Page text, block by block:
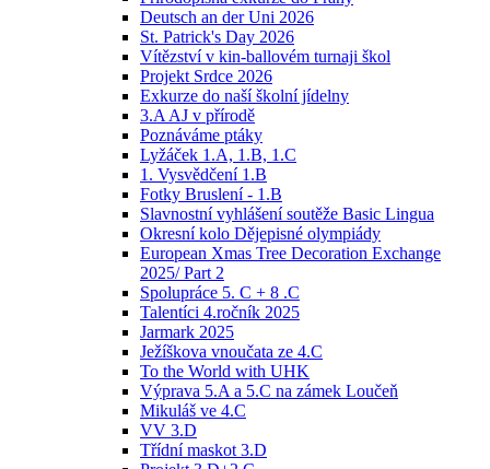
Deutsch an der Uni 2026
St. Patrick's Day 2026
Vítězství v kin-ballovém turnaji škol
Projekt Srdce 2026
Exkurze do naší školní jídelny
3.A AJ v přírodě
Poznáváme ptáky
Lyžáček 1.A, 1.B, 1.C
1. Vysvědčení 1.B
Fotky Bruslení - 1.B
Slavnostní vyhlášení soutěže Basic Lingua
Okresní kolo Dějepisné olympiády
European Xmas Tree Decoration Exchange
2025/ Part 2
Spolupráce 5. C + 8 .C
Talentíci 4.ročník 2025
Jarmark 2025
Ježíškova vnoučata ze 4.C
To the World with UHK
Výprava 5.A a 5.C na zámek Loučeň
Mikuláš ve 4.C
VV 3.D
Třídní maskot 3.D